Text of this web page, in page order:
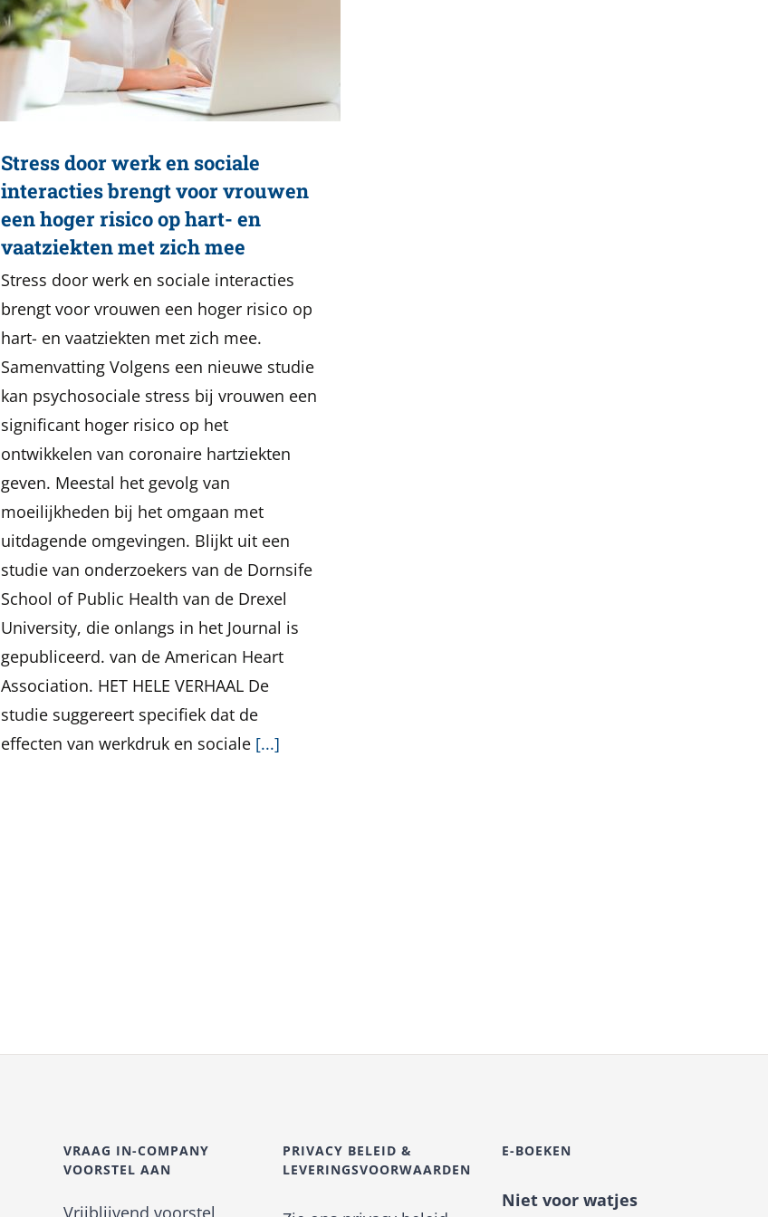
Stress door werk en sociale
interacties brengt voor vrouwen
een hoger risico op hart- en
vaatziekten met zich mee
Stress door werk en sociale interacties
brengt voor vrouwen een hoger risico op
hart- en vaatziekten met zich mee.
Samenvatting Volgens een nieuwe studie
kan psychosociale stress bij vrouwen een
significant hoger risico op het
ontwikkelen van coronaire hartziekten
geven. Meestal het gevolg van
moeilijkheden bij het omgaan met
uitdagende omgevingen. Blijkt uit een
studie van onderzoekers van de Dornsife
School of Public Health van de Drexel
University, die onlangs in het Journal is
gepubliceerd. van de American Heart
Association. HET HELE VERHAAL De
studie suggereert specifiek dat de
effecten van werkdruk en sociale [...]
VRAAG IN-COMPANY
VOORSTEL AAN
Vrijblijvend voorstel
PRIVACY BELEID &
LEVERINGSVOORWAARDEN
E-BOEKEN
Niet voor watjes